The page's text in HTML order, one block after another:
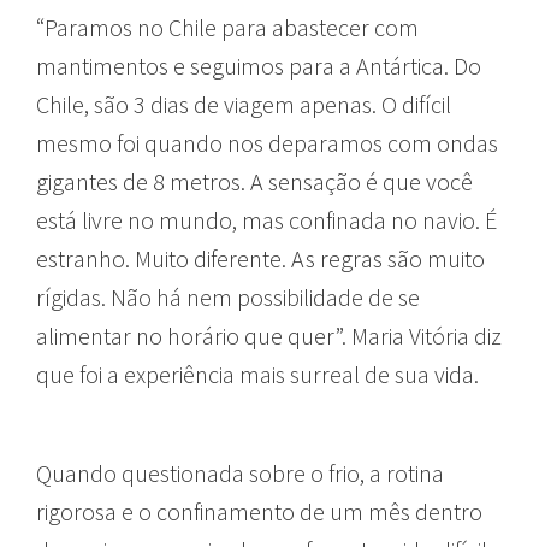
“Paramos no Chile para abastecer com
mantimentos e seguimos para a Antártica. Do
Chile, são 3 dias de viagem apenas. O difícil
mesmo foi quando nos deparamos com ondas
gigantes de 8 metros. A sensação é que você
está livre no mundo, mas confinada no navio. É
estranho. Muito diferente. As regras são muito
rígidas. Não há nem possibilidade de se
alimentar no horário que quer”. Maria Vitória diz
que foi a experiência mais surreal de sua vida.
Quando questionada sobre o frio, a rotina
rigorosa e o confinamento de um mês dentro